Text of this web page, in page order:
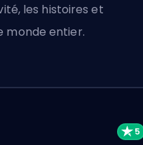
les histoires et
monde entier.